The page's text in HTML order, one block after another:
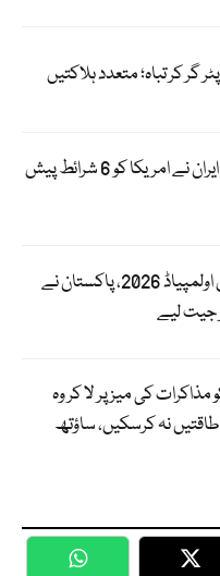
آبنائے ہرمز کھولنے کیلئے ایران نے امریکا کو 6 شرائط پیش
انٹرنیشنل نیوکلیئر سائنس اولمپیاڈ 2026، پاکستان نے
جیت لیے
مذاکرات کی میز پر لا کر وہ
طاقتیں نہ کرسکیں، ساؤتھ